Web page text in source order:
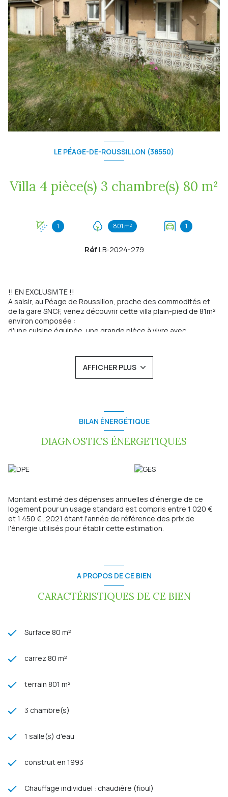
LE PÉAGE-DE-ROUSSILLON (38550)
Villa 4 pièce(s) 3 chambre(s) 80 m²
1 801 m² 1
RéfLB-2024-279
!! EN EXCLUSIVITE !!
A saisir, au Péage de Roussillon, proche des commodités et
de la gare SNCF, venez découvrir cette villa plain-pied de 81m²
environ composée :
d'une cuisine équipée, une grande pièce à vivre avec
Le tout sur un terrain clos et arboré de 801 m².
Chauffage chaudière fioul.
Prix de vente : 179 000 € TTC (honoraires charge vendeur)
Les informations sur les risques auxquels ce bien est
www.georisques.gouv.fr
AFFICHER PLUS
BILAN ÉNERGÉTIQUE
DIAGNOSTICS ÉNERGETIQUES
Montant estimé des dépenses annuelles d'énergie de ce
logement pour un usage standard est compris entre 1 020 €
et 1 450 € . 2021 étant l'année de référence des prix de
l'énergie utilisés pour établir cette estimation.
A PROPOS DE CE BIEN
CARACTÉRISTIQUES DE CE BIEN
Surface 80 m²
carrez 80 m²
terrain 801 m²
3 chambre(s)
1 salle(s) d'eau
construit en 1993
Chauffage individuel : chaudière (fioul)